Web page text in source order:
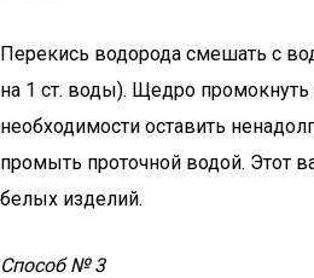
Перекись водорода смешать с
на 1 ст. воды). Щедро промокнуть
необходимости оставить
промыть проточной водой. Этот
белых изделий.
Способ № 3